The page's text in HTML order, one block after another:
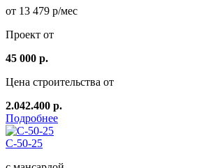
от 13 479 р/мес
Проект от
45 000 р.
Цена строительства от
2.042.400 р.
Подробнее
C-50-25